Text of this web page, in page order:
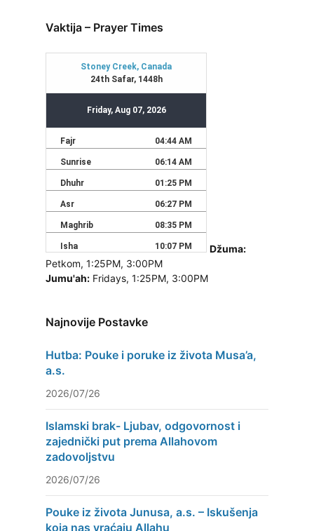
Vaktija – Prayer Times
Džuma:
Petkom, 1:25PM, 3:00PM
Jumu'ah: Fridays, 1:25PM, 3:00PM
Najnovije Postavke
Hutba: Pouke i poruke iz života Musa’a,
a.s.
2026/07/26
Islamski brak- Ljubav, odgovornost i
zajednički put prema Allahovom
zadovoljstvu
2026/07/26
Pouke iz života Junusa, a.s. – Iskušenja
koja nas vraćaju Allahu